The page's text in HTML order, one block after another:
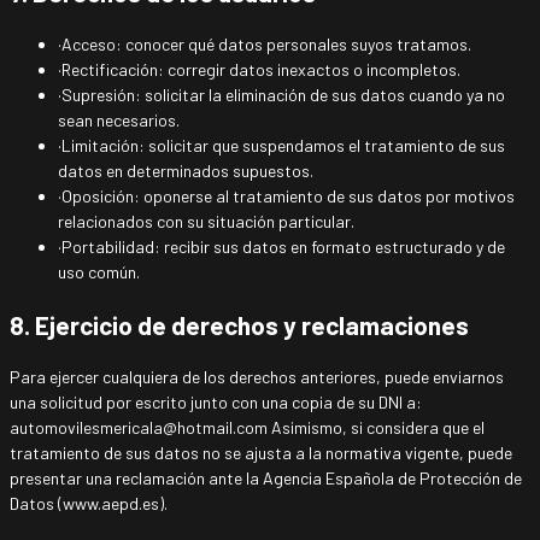
·Acceso: conocer qué datos personales suyos tratamos.
·Rectificación: corregir datos inexactos o incompletos.
·Supresión: solicitar la eliminación de sus datos cuando ya no
sean necesarios.
·Limitación: solicitar que suspendamos el tratamiento de sus
datos en determinados supuestos.
·Oposición: oponerse al tratamiento de sus datos por motivos
relacionados con su situación particular.
·Portabilidad: recibir sus datos en formato estructurado y de
uso común.
8. Ejercicio de derechos y reclamaciones
Para ejercer cualquiera de los derechos anteriores, puede enviarnos
una solicitud por escrito junto con una copia de su DNI a:
automovilesmericala@hotmail.com Asimismo, si considera que el
tratamiento de sus datos no se ajusta a la normativa vigente, puede
presentar una reclamación ante la Agencia Española de Protección de
Datos (www.aepd.es).